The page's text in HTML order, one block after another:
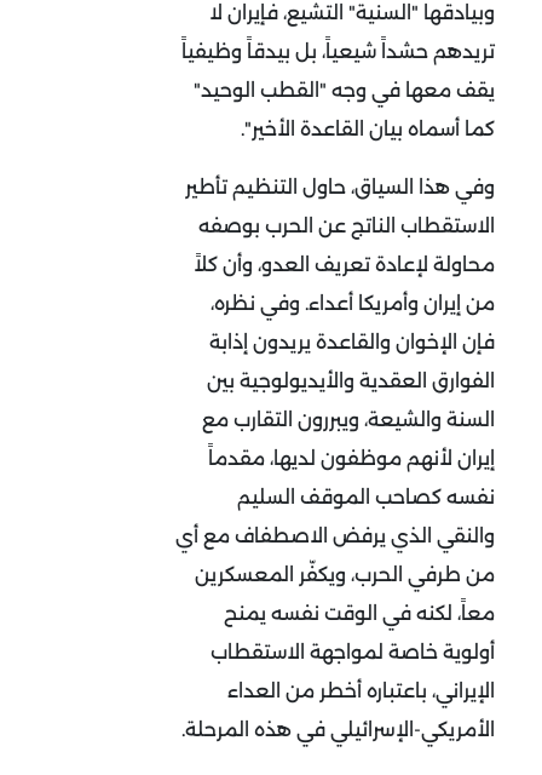
وبيادقها "السنية" التشيع، فإيران لا
تريدهم حشداً شيعياً، بل بيدقاً وظيفياً
يقف معها في وجه "القطب الوحيد"
كما أسماه بيان القاعدة الأخير"
.
وفي هذا السياق، حاول التنظيم تأطير
الاستقطاب الناتج عن الحرب بوصفه
محاولة لإعادة تعريف العدو، وأن كلاً
من إيران وأمريكا أعداء. وفي نظره،
فإن الإخوان والقاعدة يريدون إذابة
الفوارق العقدية والأيديولوجية بين
السنة والشيعة، ويبررون التقارب مع
إيران لأنهم موظفون لديها، مقدماً
نفسه كصاحب الموقف السليم
والنقي الذي يرفض الاصطفاف مع أي
من طرفي الحرب، ويكفّر المعسكرين
معاً، لكنه في الوقت نفسه يمنح
أولوية خاصة لمواجهة الاستقطاب
الإيراني، باعتباره أخطر من العداء
الأمريكي-الإسرائيلي في هذه المرحلة.